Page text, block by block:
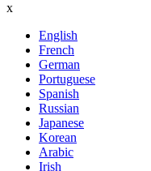
x
English
French
German
Portuguese
Spanish
Russian
Japanese
Korean
Arabic
Irish